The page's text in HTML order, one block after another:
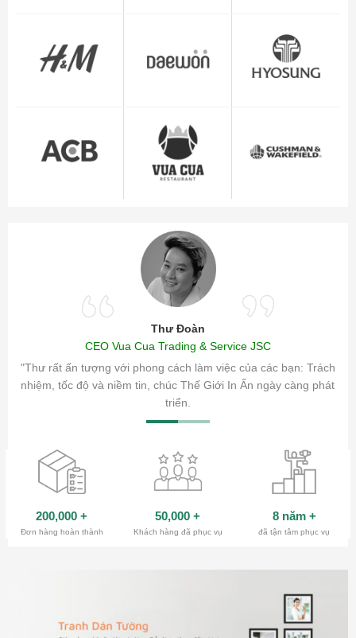
Thư Đoàn
CEO Vua Cua Trading & Service JSC
"Thư rất ấn tượng với phong cách làm việc của các bạn: Trách
nhiệm, tốc độ và niềm tin, chúc Thế Giới In Ấn ngày càng phát
triển.
sóc
200,000 +
Đơn hàng hoàn thành
50,000 +
Khách hàng đã phục vụ
8 năm +
đã tận tâm phục vụ